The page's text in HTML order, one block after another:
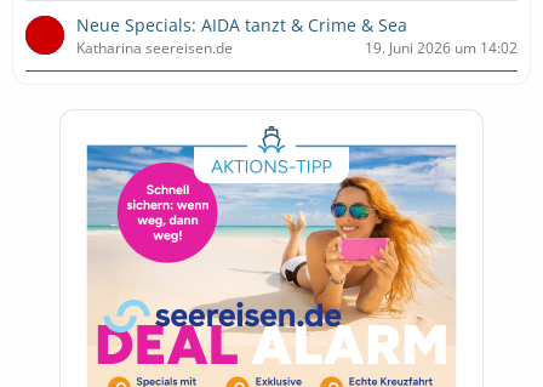
Neue Specials: AIDA tanzt & Crime & Sea
Katharina seereisen.de 19. Juni 2026 um 14:02